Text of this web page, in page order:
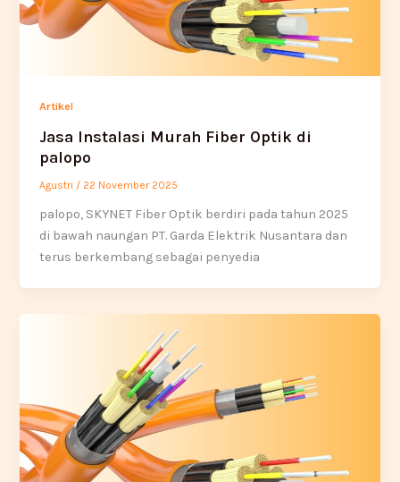
Artikel
Jasa Instalasi Murah Fiber Optik di
palopo
Agustri / 22 November 2025
palopo, SKYNET Fiber Optik berdiri pada tahun 2025
di bawah naungan PT. Garda Elektrik Nusantara dan
terus berkembang sebagai penyedia